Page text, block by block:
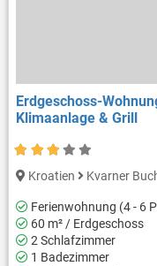
Erdgeschoss-
Klimaanlage & Grill
Kroatien Kvarner
Ferienwohnung (4 - 6
60 m² / Erdgeschoss
2 Schlafzimmer
1 Badezimmer